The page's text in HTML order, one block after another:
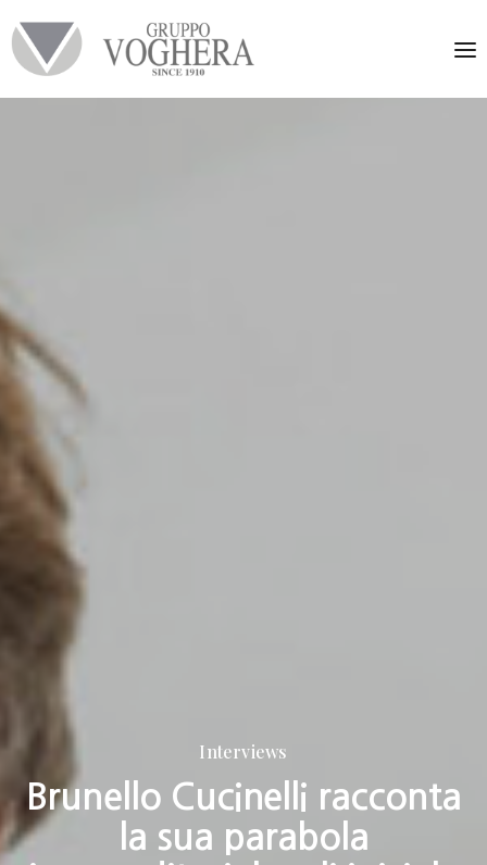
Interviews
Brunello Cucinelli racconta
la sua parabola